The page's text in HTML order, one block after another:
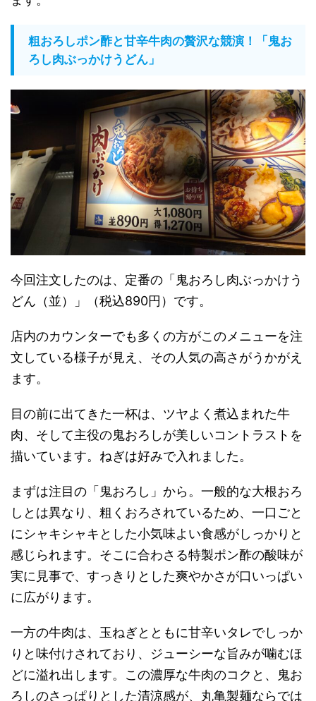
粗おろしポン酢と甘辛牛肉の贅沢な競演！「鬼お
ろし肉ぶっかけうどん」
今回注文したのは、定番の「鬼おろし肉ぶっかけう
どん（並）」（税込890円）です。
店内のカウンターでも多くの方がこのメニューを注
文している様子が見え、その人気の高さがうかがえ
ます。
目の前に出てきた一杯は、ツヤよく煮込まれた牛
肉、そして主役の鬼おろしが美しいコントラストを
描いています。ねぎは好みで入れました。
まずは注目の「鬼おろし」から。一般的な大根おろ
しとは異なり、粗くおろされているため、一口ごと
にシャキシャキとした小気味よい食感がしっかりと
感じられます。そこに合わさる特製ポン酢の酸味が
実に見事で、すっきりとした爽やかさが口いっぱい
に広がります。
一方の牛肉は、玉ねぎとともに甘辛いタレでしっか
りと味付けされており、ジューシーな旨みが噛むほ
どに溢れ出します。この濃厚な牛肉のコクと、鬼お
ろしのさっぱりとした清涼感が、丸亀製麺ならでは